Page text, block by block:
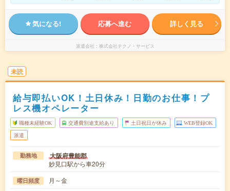
気になる! 応募へ進む 詳しく見る
派遣会社 株式会社テクノ・サービス
未読
給与即払いOK！土日休み！日勤のお仕事！プ
レス機オペレーター
職種未経験OK 交通費別途支給あり 土日祝日が休み WEB登録OK
派遣
勤務地 大阪府豊能郡
妙見口駅から車20分
曜日頻度 月～金